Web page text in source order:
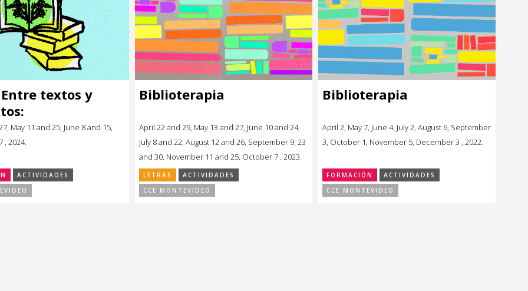
textos y
May 11 and 25, June 8 and 15,
, 2024.
ACTIVIDADES
Biblioterapia
April 22 and 29, May 13 and 27, June 10 and 24,
July 8 and 22, August 12 and 26, September 9, 23
and 30, November 11 and 25, October 7 , 2023.
LETRAS
ACTIVIDADES
CCE MONTEVIDEO
Biblioterapia
April 2, May 7, June 4, July 2, August 6, September
3, October 1, November 5, December 3 , 2022.
FORMACIÓN
ACTIVIDADES
CCE MONTEVIDEO